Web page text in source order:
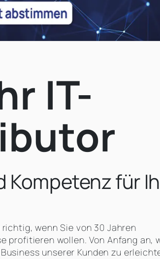
IT-
Kompetenz für
wenn Sie von 30 Jahren
profitieren wollen. Von Anfang an,
unserer Kunden zu